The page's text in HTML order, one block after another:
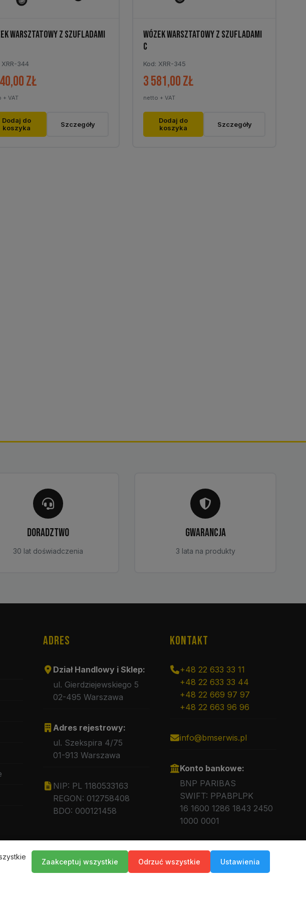
WARSZTATOWY Z SZUFLADAMI
XRR-344
zł
+ VAT
Dodaj do
koszyka
Szczegóły
WÓZEK WARSZTATOWY Z SZUFLADAMI
C
Kod: XRR-345
3 581,00zł
netto + VAT
Dodaj do
koszyka
Szczegóły
DORADZTWO
30 lat doświadczenia
GWARANCJA
3 lata na produkty
ADRES
Dział Handlowy i Sklep:
ul. Gierdziejewskiego 5
02-495 Warszawa
Adres rejestrowy:
ul. Szekspira 4/75
01-913 Warszawa
NIP: PL 1180533163
REGON: 012758408
BDO: 000121458
KONTAKT
+48 22 633 33 11
+48 22 633 33 44
+48 22 669 97 97
+48 22 663 96 96
info@bmserwis.pl
Konto bankowe:
BNP PARIBAS
SWIFT: PPABPLPK
16 1600 1286 1843 2450
1000 0001
Zaakceptuj wszystkie Odrzuć wszystkie Ustawienia